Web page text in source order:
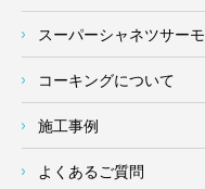
スーパーシャネツサーモ
コーキングについて
施工事例
よくあるご質問